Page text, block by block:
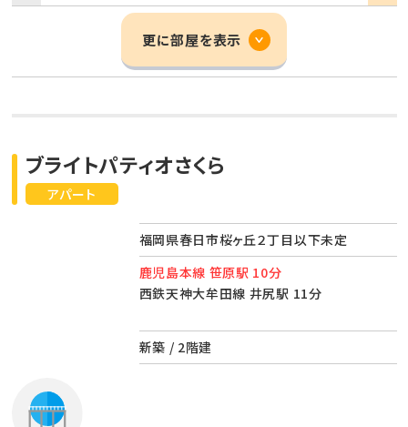
更に部屋を表示
アパート
ブライトパティオさくら
福岡県春日市桜ヶ丘２丁目以下未定
鹿児島本線 笹原駅 10分
西鉄天神大牟田線 井尻駅 11分
新築 / 2階建